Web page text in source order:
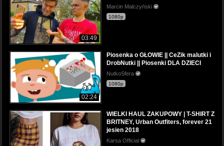
03:49
Marcin Malczyński
1080p
02:24
Piosenka o GŁOWIE || CeZik malutki i
DrobNutki || Piosenki DLA DZIECI
NutkoSfera
1080p
WIELKI HAUL ZAKUPOWY | T-SHIRT Z
BRITNEY, Urban Outfiters, forever 21
jesien 2018
Karsa Official